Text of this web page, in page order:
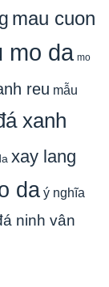
mau cuon
mo da mo
reu mẫu
xanh
xay lang
da ý nghĩa
ninh vân